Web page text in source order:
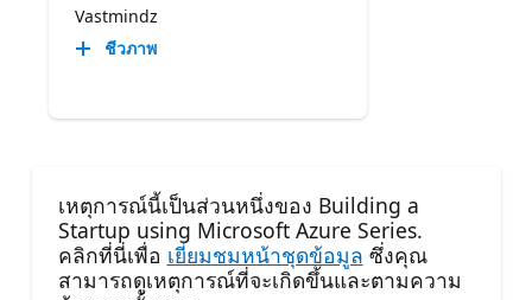
Vastmindz
ชีวภาพ
เหตุการณ์นี้เป็นส่วนหนึ่งของ Building a
Startup using Microsoft Azure Series.
คลิกที่นี่เพื่อ เยี่ยมชมหน้าชุดข้อมูล ซึ่งคุณ
สามารถดูเหตุการณ์ที่จะเกิดขึ้นและตามความ